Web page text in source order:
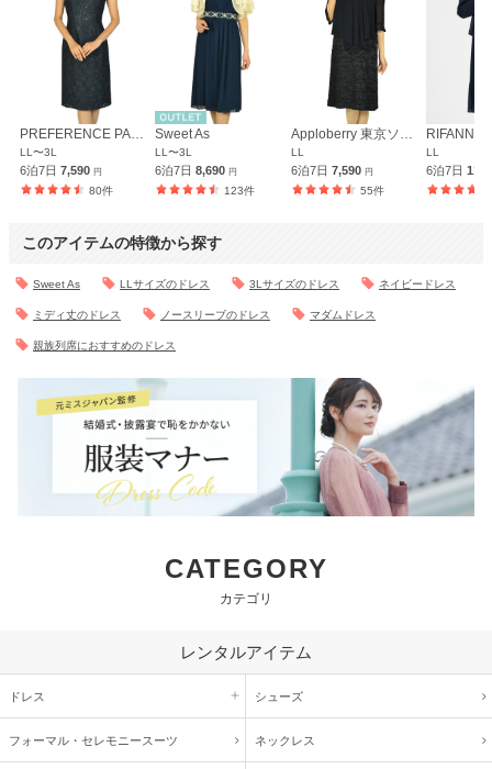
LL〜3L
6泊7日 7,590 円
80件
Sweet As
LL〜3L
6泊7日8,690円
123件
LL
6泊7日 7,590 円
55件
LL
6泊7日
このアイテムの特徴から探す
Sweet As LLサイズのドレス 3Lサイズのドレス ネイビードレス
ミディ丈のドレス ノースリーブのドレス マダムドレス
親族列席におすすめのドレス
CATEGORY
カテゴリ
レンタルアイテム
ドレス シューズ
フォーマル・ セレモニースーツ ネックレス